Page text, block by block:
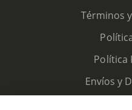
Términos
Política
Envíos y